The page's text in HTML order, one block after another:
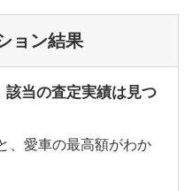
ョン結果
当の査定実績は見つ
、愛車の最高額がわか